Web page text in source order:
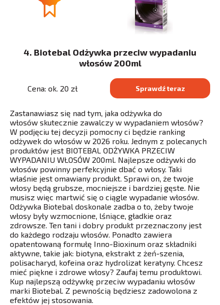
4. Biotebal Odżywka przeciw wypadaniu
włosów 200ml
Cena: ok. 20 zł Sprawdź teraz
Zastanawiasz się nad tym, jaka odżywka do
włosów skutecznie zawalczy w wypadaniem włosów?
W podjęciu tej decyzji pomocny ci będzie ranking
odżywek do włosów w 2026 roku. Jednym z polecanych
produktów jest BIOTEBAL ODŻYWKA PRZECIW
WYPADANIU WŁOSÓW 200ml. Najlepsze odżywki do
włosów powinny perfekcyjnie dbać o włosy. Taki
właśnie jest omawiany produkt. Sprawi on, że twoje
włosy będą grubsze, mocniejsze i bardziej gęste. Nie
musisz więc martwić się o ciągle wypadanie włosów.
Odżywka Biotebal doskonale zadba o to, żeby twoje
włosy były wzmocnione, lśniące, gładkie oraz
zdrowsze. Ten tani i dobry produkt przeznaczony jest
do każdego rodzaju włosów. Ponadto zawiera
opatentowaną formułę Inno-Bioxinum oraz składniki
aktywne, takie jak: biotyna, ekstrakt z żeń-szenia,
polisacharyd, kofeina oraz hydrolizat keratyny. Chcesz
mieć piękne i zdrowe włosy? Zaufaj temu produktowi.
Kup najlepszą odżywkę przeciw wypadaniu włosów
marki Biotebal. Z pewnością będziesz zadowolona z
efektów jej stosowania.